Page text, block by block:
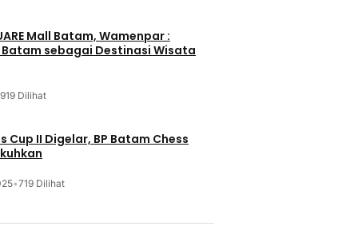
Mall Batam, Wamenpar :
Batam sebagai Destinasi Wisata
919 Dilihat
Cup II Digelar, BP Batam Chess
•719 Dilihat